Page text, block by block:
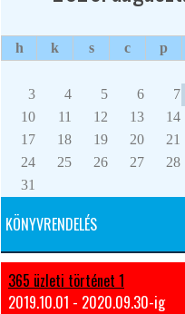
h k s c p
3
4 5 6 7
10
11 12 13 14
17
18 19 20 21
24
25 26 27 28
31
KÖNYVRENDELÉS
365 üzleti történet 1
2019.10.01 - 2020.09.30-ig